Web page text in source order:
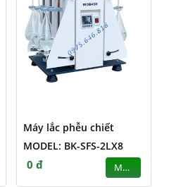
Máy lắc phễu chiết
MODEL: BK-SFS-2LX8
0 đ MUA